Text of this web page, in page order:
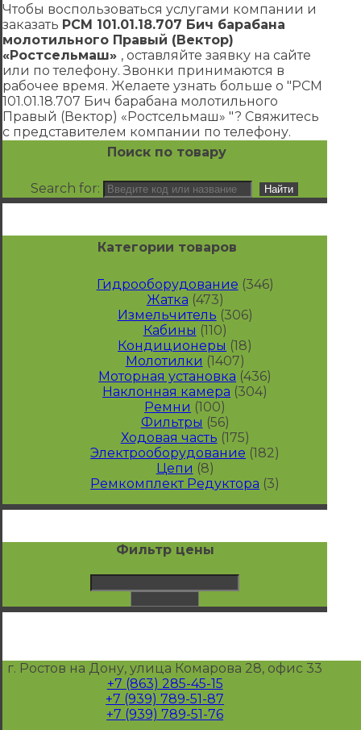
Чтобы воспользоваться услугами компании и
заказать РСМ 101.01.18.707 Бич барабана
молотильного Правый (Вектор)
«Ростсельмаш» , оставляйте заявку на сайте
или по телефону. Звонки принимаются в
рабочее время. Желаете узнать больше о "РСМ
101.01.18.707 Бич барабана молотильного
Правый (Вектор) «Ростсельмаш» "? Свяжитесь
с представителем компании по телефону.
Поиск по товару
Search for:
Категории товаров
Гидрооборудование (346)
Жатка (473)
Измельчитель (306)
Кабины (110)
Кондиционеры (18)
Молотилки (1407)
Моторная установка (436)
Наклонная камера (304)
Ремни (100)
Фильтры (56)
Ходовая часть (175)
Электрооборудование (182)
Цепи (8)
Ремкомплект Редуктора (3)
Фильтр цены
г. Ростов на Дону, улица Комарова 28, офис 33
+7 (863) 285-45-15
+7 (939) 789-51-87
+7 (939) 789-51-76